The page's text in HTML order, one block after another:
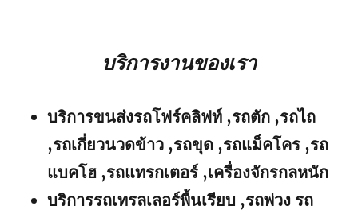
บริการงานของเรา
บริการขนส่งรถโฟร์คลิฟท์ ,รถตัก ,รถไถ
,รถเกี่ยวนวดข้าว ,รถขุด ,รถแม็คโคร ,รถ
แบคโฮ ,รถแทรกเตอร์ ,เครื่องจักรกลหนัก
บริการรถเทรลเลอร์พื้นเรียบ ,รถพ่วง รถ